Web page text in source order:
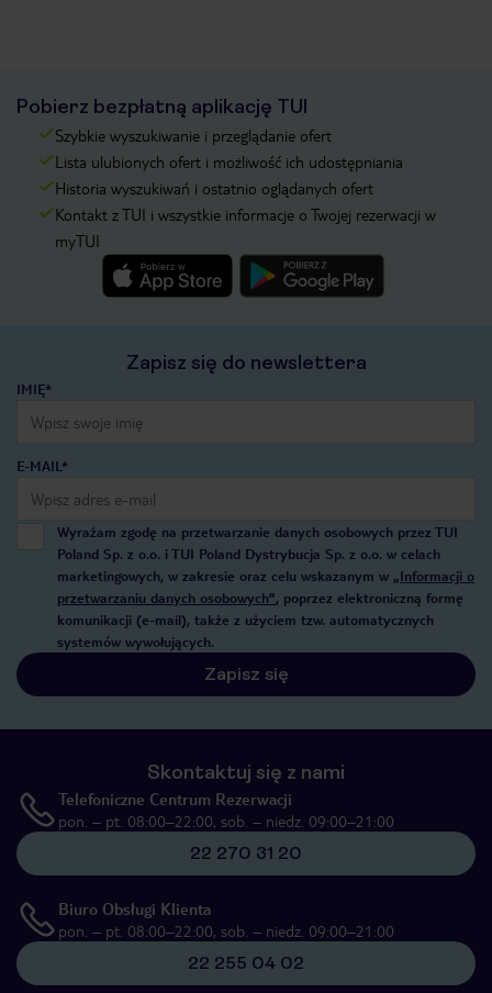
Pobierz bezpłatną aplikację TUI
Szybkie wyszukiwanie i przeglądanie ofert
Lista ulubionych ofert i możliwość ich udostępniania
Historia wyszukiwań i ostatnio oglądanych ofert
Kontakt z TUI i wszystkie informacje o Twojej rezerwacji w
myTUI
Zapisz się do newslettera
IMIĘ*
E-MAIL*
Wyrażam zgodę na przetwarzanie danych osobowych przez TUI
Poland Sp. z o.o. i TUI Poland Dystrybucja Sp. z o.o. w celach
marketingowych, w zakresie oraz celu wskazanym w „Informacji o
przetwarzaniu danych osobowych”, poprzez elektroniczną formę
komunikacji (e-mail), także z użyciem tzw. automatycznych
systemów wywołujących.
Zapisz się
Skontaktuj się z nami
Telefoniczne Centrum Rezerwacji
pon. – pt. 08:00–22:00, sob. – niedz. 09:00–21:00
22 270 31 20
Biuro Obsługi Klienta
pon. – pt. 08:00–22:00, sob. – niedz. 09:00–21:00
22 255 04 02